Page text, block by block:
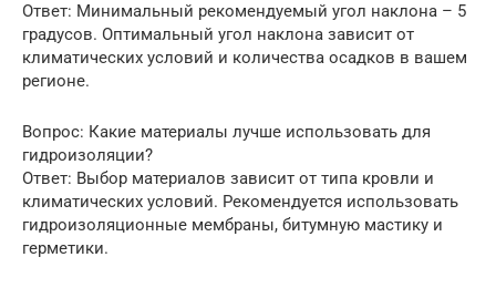
Ответ: Минимальный рекомендуемый угол наклона – 5
градусов. Оптимальный угол наклона зависит от
климатических условий и количества осадков в вашем
регионе.
Вопрос: Какие материалы лучше использовать для
гидроизоляции?
Ответ: Выбор материалов зависит от типа кровли и
климатических условий. Рекомендуется использовать
гидроизоляционные мембраны, битумную мастику и
герметики.